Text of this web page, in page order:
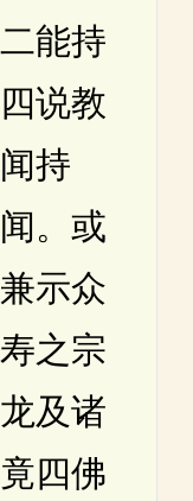
能持
说教
持
。或
示众
之宗
及诸
四佛